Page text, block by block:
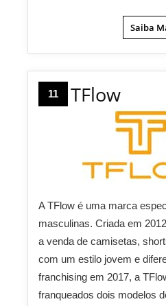
Saiba
11 TFlow
A TFlow é uma marca
masculinas. Criada em
a venda de camisetas,
com um estilo jovem e
franchising em 2017, a
franqueados dois modelos